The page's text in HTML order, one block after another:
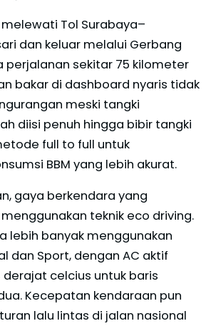
Tol Surabaya–
dan keluar melalui Gerbang
perjalanan sekitar 75 kilometer
bakar di dashboard nyaris tidak
meski tangki
diisi penuh hingga bibir tangki
full to full untuk
BBM yang lebih akurat.
gaya berkendara yang
teknik eco driving.
lebih banyak menggunakan
dan Sport, dengan AC aktif
derajat celcius untuk baris
Kecepatan kendaraan pun
lalu lintas di jalan nasional